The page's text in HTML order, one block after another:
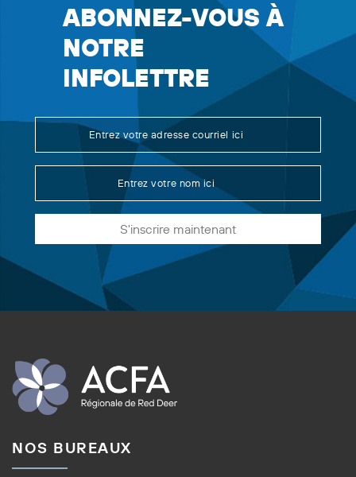
ABONNEZ-VOUS À
NOTRE
INFOLETTRE
S'inscrire maintenant
NOS BUREAUX